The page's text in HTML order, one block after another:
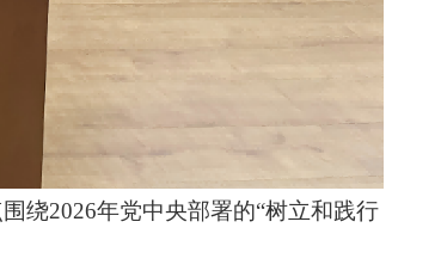
绕2026年党中央部署的“树立和践行